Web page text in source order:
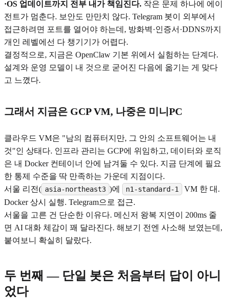
·OS 업데이트까지 전부 내가 책임진다. 작은 문제 하나에 에이
전트가 멈춘다. 보안도 만만치 않다. Telegram 봇이 외부에서
접근하려면 포트를 열어야 하는데, 방화벽·인증서·DDNS까지
개인 레벨에선 다 챙기기가 어렵다.
결정적으로, 지금은 OpenClaw 기본 위에서 실험하는 단계다.
설계와 운영 모델이 내 것으로 굳어진 다음에 옮기는 게 맞다
고 느꼈다.
그래서 지금은 GCP VM, 나중은 미니PC
클라우드 VM은 "남의 컴퓨터지만, 그 안의 소프트웨어는 내
것"인 상태다. 인프라 관리는 GCP에 위임하고, 데이터와 로직
은 내 Docker 컨테이너 안에 남겨둘 수 있다. 지금 단계에 필요
한 통제 수준을 딱 만족하는 가운데 지점이다.
서울 리전( asia-northeast3 )에 n1-standard-1
VM 한 대.
Docker 상시 실행. Telegram으로 접근.
서울을 고른 건 단순한 이유다. 메신저 왕복 지연이 200ms 줄
면 AI 대화 체감이 꽤 달라진다. 해보기 전엔 사소해 보였는데,
붙여보니 확실히 달랐다.
두 번째 — 단일 봇은 처음부터 답이 아니
었다